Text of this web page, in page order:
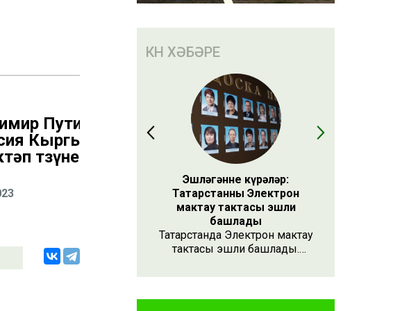
Путин:
Кыргызстанда
төзүне дәвам
КӨН ХӘБӘРЕ
Эшләгәнне күрәләр:
Татарстанның Электрон
мактау тактасы эшли
башлады
Татарстанда Электрон мактау
тактасы эшли башлады.
күрсәтүнең заманча алымы